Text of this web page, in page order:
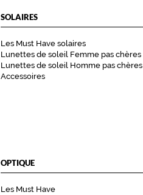
SOLAIRES
Les Must Have solaires
Lunettes de soleil Femme pas chères
Lunettes de soleil Homme pas chères
Accessoires
OPTIQUE
Les Must Have